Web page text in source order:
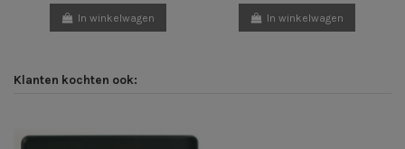
In winkelwagen In winkelwagen
Klanten kochten ook: